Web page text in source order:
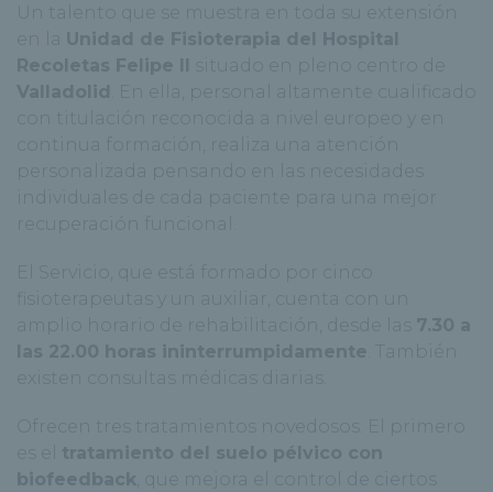
Un talento que se muestra en toda su extensión
en la Unidad de Fisioterapia del Hospital
Recoletas Felipe II
situado en pleno centro de
Valladolid
. En ella, personal altamente cualificado
con titulación reconocida a nivel europeo y en
continua formación, realiza una atención
personalizada pensando en las necesidades
individuales de cada paciente para una mejor
recuperación funcional.
El Servicio, que está formado por cinco
fisioterapeutas y un auxiliar, cuenta con un
amplio horario de rehabilitación, desde las 7.30 a
las 22.00 horas ininterrumpidamente
. También
existen consultas médicas diarias.
Ofrecen tres tratamientos novedosos. El primero
es el tratamiento del suelo pélvico con
biofeedback , que mejora el control de ciertos